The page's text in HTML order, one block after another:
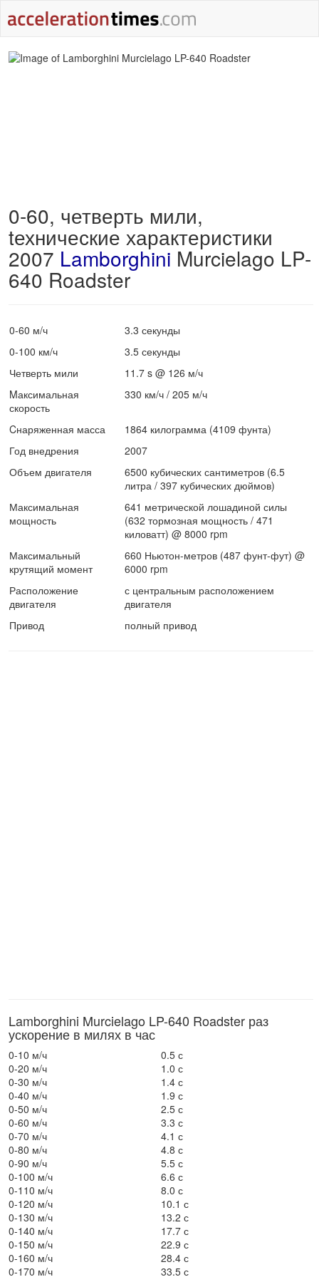
0-60, четверть мили,
tехнические характеристики
2007 Lamborghini Murcielago LP-
640 Roadster
0-60 м/ч
3.3 секунды
0-100 км/ч
3.5 секунды
Четверть мили
11.7 s @ 126 м/ч
Mаксимальная
скорость
330 км/ч / 205 м/ч
Cнаряженная масса
1864 килограмма (4109 фунта)
Год внедрения
2007
Объем двигателя
6500 кубических сантиметров (6.5
литра / 397 кубических дюймов)
Максимальная
мощность
641 метрической лошадиной силы
(632 тормозная мощность / 471
киловатт) @ 8000 rpm
Максимальный
крутящий момент
660 Ньютон-метров (487 фунт-фут) @
6000 rpm
Расположение
двигателя
с центральным расположением
двигателя
Привод
полный привод
Lamborghini Murcielago LP-640 Roadster раз
ускорение в милях в час
0-10 м/ч
0.5 с
0-20 м/ч
1.0 с
0-30 м/ч
1.4 с
0-40 м/ч
1.9 с
0-50 м/ч
2.5 с
0-60 м/ч
3.3 с
0-70 м/ч
4.1 с
0-80 м/ч
4.8 с
0-90 м/ч
5.5 с
0-100 м/ч
6.6 с
0-110 м/ч
8.0 с
0-120 м/ч
10.1 с
0-130 м/ч
13.2 с
0-140 м/ч
17.7 с
0-150 м/ч
22.9 с
0-160 м/ч
28.4 с
0-170 м/ч
33.5 с